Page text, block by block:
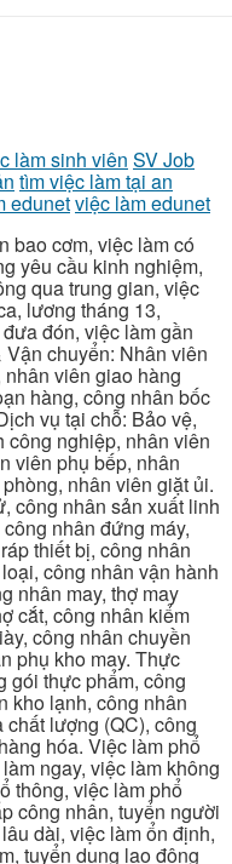
làm sinh viên SV Job
tìm việc làm tại an
edunetviệc làm edunet
bao cơm, việc làm có
yêu cầu kinh nghiệm,
qua trung gian, việc
lương tháng 13,
đón, việc làm gần
chuyển: Nhân viên
viên giao hàng
hàng, công nhân bốc
vụ tại chỗ: Bảo vệ,
công nghiệp, nhân viên
viên phụ bếp, nhân
nhân viên giặt ủi.
công nhân sản xuất linh
nhân đứng máy,
thiết bị, công nhân
công nhân vận hành
nhân may, thợ may
cắt, công nhân kiểm
công nhân chuyền
phụ kho may. Thực
gói thực phẩm, công
kho lạnh, công nhân
lượng (QC), công
hóa. Việc làm phổ
ngay, việc làm không
thông, việc làm phổ
công nhân, tuyển người
dài, việc làm ổn định,
tuyển dụng lao động